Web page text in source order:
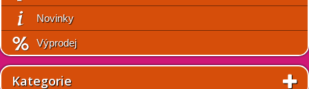
Novinky
Výprodej
Kategorie